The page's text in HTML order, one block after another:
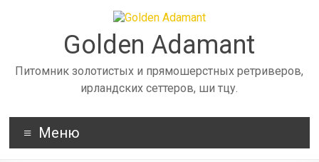
Golden Adamant
Питомник золотистых и прямошерстных ретриверов,
ирландских сеттеров, ши тцу.
Меню